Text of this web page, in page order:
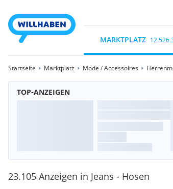
MARKTPLATZ
Startseite Marktplatz Mode / Accessoires
TOP-ANZEIGEN
23.105 Anzeigen in Jeans - Hosen